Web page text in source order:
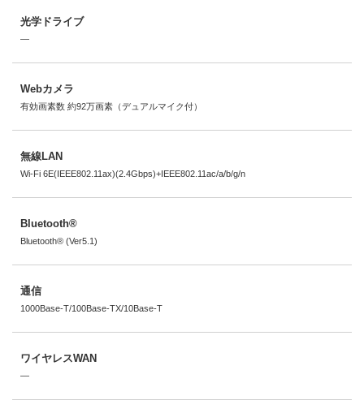
光学ドライブ
―
Webカメラ
有効画素数 約92万画素（デュアルマイク付）
無線LAN
Wi-Fi 6E(IEEE802.11ax)(2.4Gbps)+IEEE802.11ac/a/b/g/n
Bluetooth®
Bluetooth® (Ver5.1)
通信
1000Base-T/100Base-TX/10Base-T
ワイヤレスWAN
―